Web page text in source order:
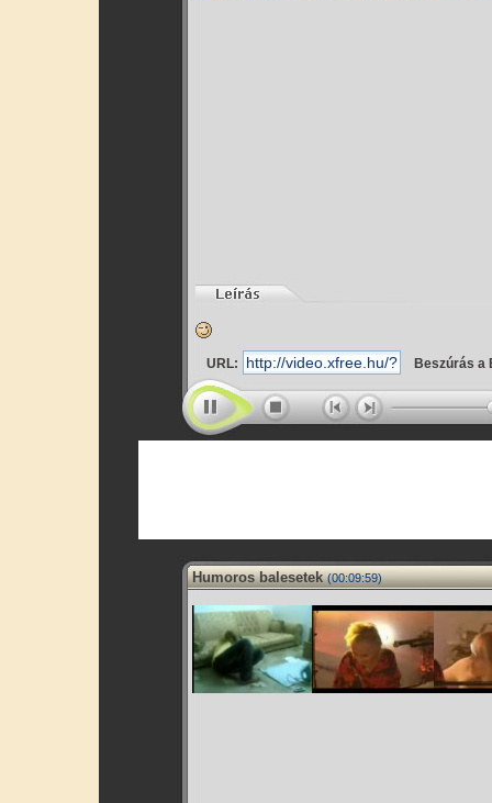
URL: Beszúrás a
Humoros balesetek (00:09:59)